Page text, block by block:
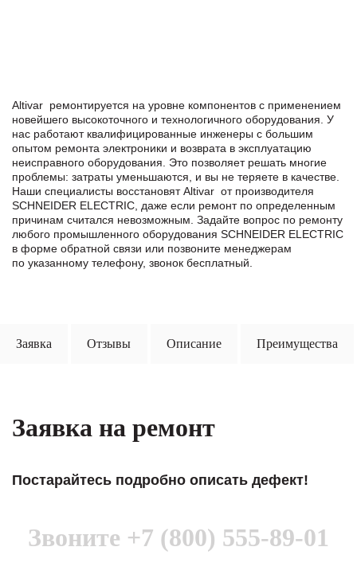
Altivar ремонтируется на уровне компонентов с применением
новейшего высокоточного и технологичного оборудования. У
нас работают квалифицированные инженеры с большим
опытом ремонта электроники и возврата в эксплуатацию
неисправного оборудования. Это позволяет решать многие
проблемы: затраты уменьшаются, и вы не теряете в качестве.
Наши специалисты восстановят Altivar от производителя
SCHNEIDER ELECTRIC, даже если ремонт по определенным
причинам считался невозможным. Задайте вопрос по ремонту
любого промышленного оборудования SCHNEIDER ELECTRIC
в формe обратной связи или позвоните менеджерам
по указанному телефону, звонок бесплатный.
Заявка Отзывы Описание Преимущества
Заявка на ремонт
Постарайтесь подробно описать дефект!
Звоните +7 (800) 555-89-01